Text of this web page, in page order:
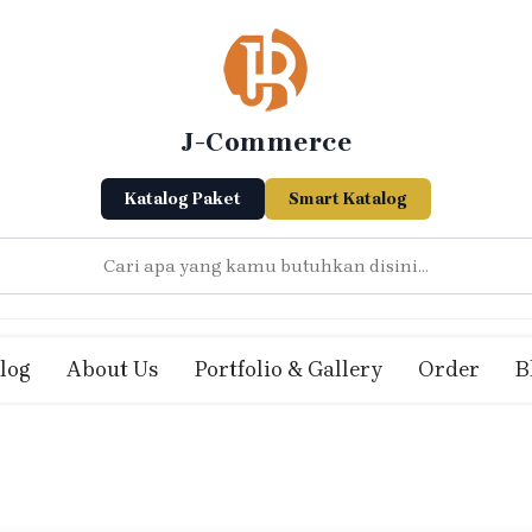
J-Commerce
Katalog Paket Smart Katalog
About Us Portfolio & Gallery Order